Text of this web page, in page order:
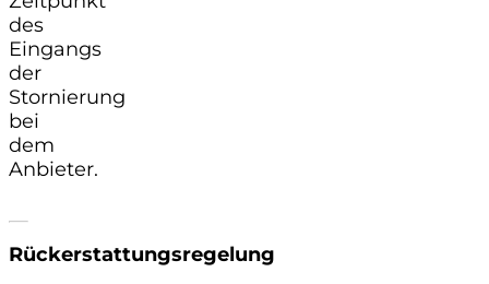
des
Eingangs
der
Stornierung
bei
dem
Anbieter.
Rückerstattungsregelung